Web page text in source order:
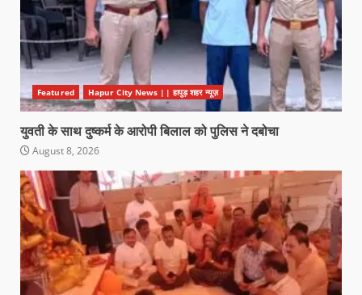
Featured Hapur City News || हापुड़ शहर न्यूज़
युवती के साथ दुष्कर्म के आरोपी बिलाल को पुलिस ने दबोचा
August 8, 2026